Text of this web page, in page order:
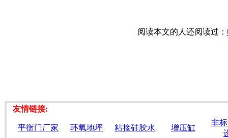
阅读本文的人还阅读过：
友情链接:
平衡门厂家 环氧地坪 粘接硅胶水 增压缸
非